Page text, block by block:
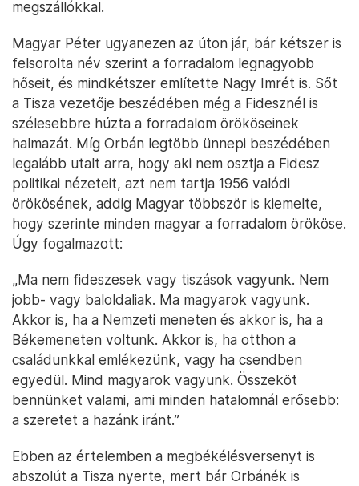
megszállókkal.
Magyar Péter ugyanezen az úton jár, bár kétszer is
felsorolta név szerint a forradalom legnagyobb
hőseit, és mindkétszer említette Nagy Imrét is. Sőt
a Tisza vezetője beszédében még a Fidesznél is
szélesebbre húzta a forradalom örököseinek
halmazát. Míg Orbán legtöbb ünnepi beszédében
legalább utalt arra, hogy aki nem osztja a Fidesz
politikai nézeteit, azt nem tartja 1956 valódi
örökösének, addig Magyar többször is kiemelte,
hogy szerinte minden magyar a forradalom örököse.
Úgy fogalmazott:
„Ma nem fideszesek vagy tiszások vagyunk. Nem
jobb- vagy baloldaliak. Ma magyarok vagyunk.
Akkor is, ha a Nemzeti meneten és akkor is, ha a
Békemeneten voltunk. Akkor is, ha otthon a
családunkkal emlékezünk, vagy ha csendben
egyedül. Mind magyarok vagyunk. Összeköt
bennünket valami, ami minden hatalomnál erősebb:
a szeretet a hazánk iránt.”
Ebben az értelemben a megbékélésversenyt is
abszolút a Tisza nyerte, mert bár Orbánék is